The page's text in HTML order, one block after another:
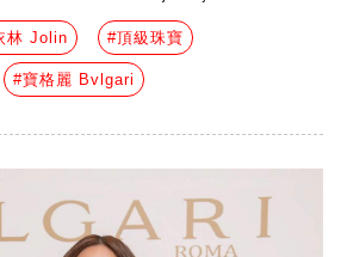
林 Jolin #頂級珠寶
#寶格麗 Bvlgari